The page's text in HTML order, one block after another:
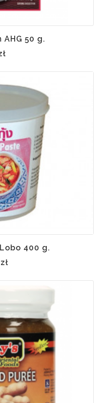
AHG 50 g.
400 g.